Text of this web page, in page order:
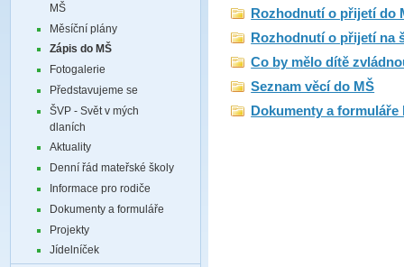
MŠ
Měsíční plány
Zápis do MŠ
Fotogalerie
Představujeme se
ŠVP - Svět v mých
dlaních
Aktuality
Denní řád mateřské školy
Informace pro rodiče
Dokumenty a formuláře
Projekty
Jídelníček
Rozhodnutí o přijetí do
Rozhodnutí o přijetí na
Co by mělo dítě
Seznam věcí do MŠ
Dokumenty a formuláře